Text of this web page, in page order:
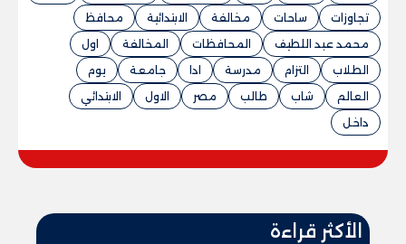
تجاوزات
ساحات مخالفة الابتدائية
محافظ
محمد عبد اللطيف
المحافظات المخالفة
اول
الطلاب
التزام مدرسة ادا جامعة
يوم
العالم
شاب طالب مصر الاول
الابتدائي
داخل
الأكثر قراءة